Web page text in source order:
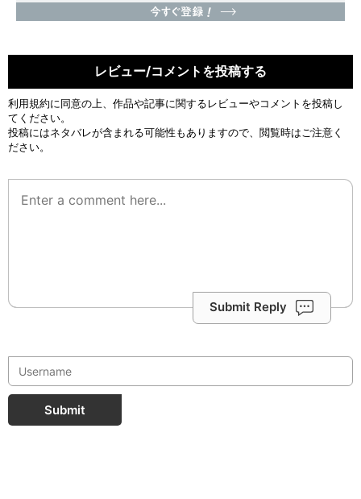
レビュー/コメントを投稿する
利用規約に同意の上、作品や記事に関するレビューやコメントを投稿し
てください。
投稿にはネタバレが含まれる可能性もありますので、閲覧時はご注意く
ださい。
Submit Reply
Submit